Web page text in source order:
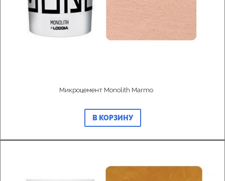
Микроцемент Monolith Marmo
В КОРЗИНУ